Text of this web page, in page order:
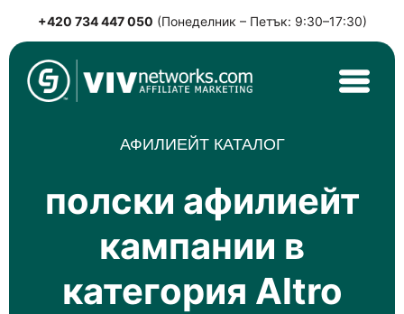
Skip
to
content
+420 734 447 050 (Понеделник – Петък: 9:30–17:30)
VIVnetworks.com
Nejvýkonnější affiliate síť v CEE
АФИЛИЕЙТ КАТАЛОГ
полски афилиейт
кампании в
категория Altro